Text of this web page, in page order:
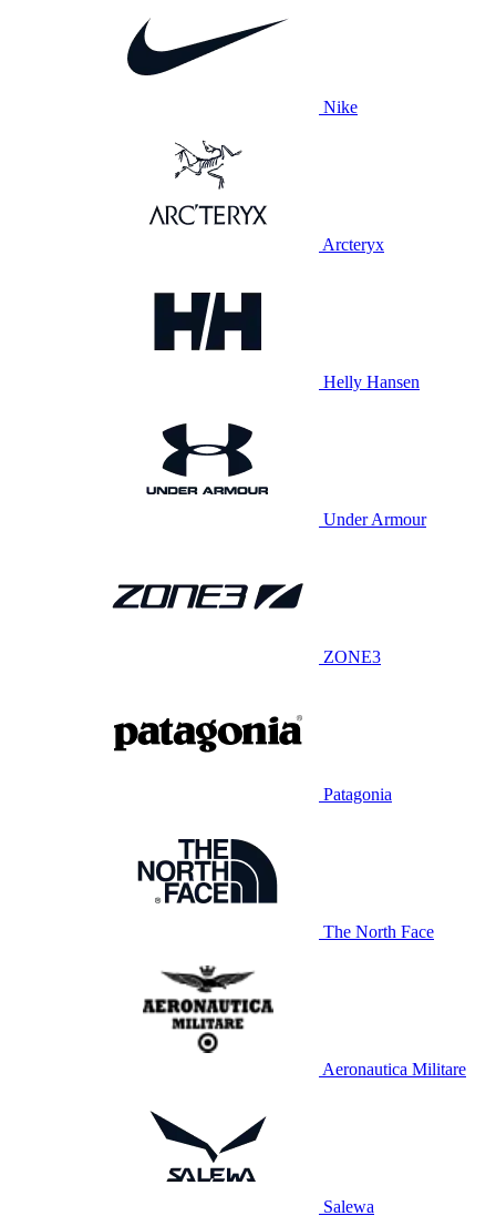
Nike
Arcteryx
Helly Hansen
Under Armour
ZONE3
Patagonia
The North Face
Aeronautica Militare
Salewa